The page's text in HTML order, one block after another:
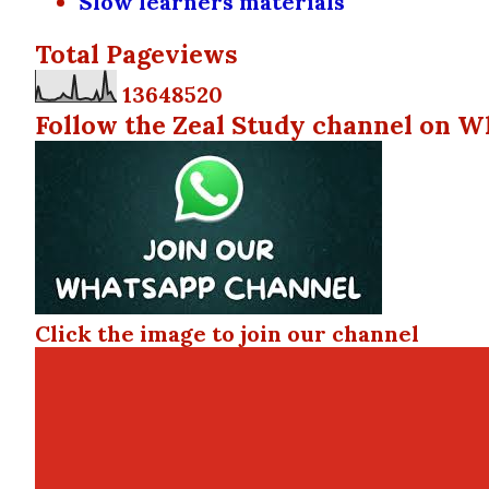
Total Pageviews
13648520
Follow the Zeal Study channel on
Click the image to join our channel